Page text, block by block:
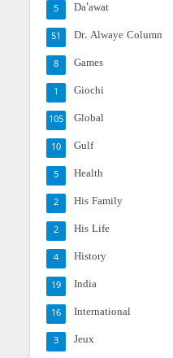
Da'awat
5
Dr. Alwaye Column
51
Games
8
Giochi
1
Global
105
Gulf
10
Health
5
His Family
2
His Life
2
History
4
India
19
International
16
Jeux
3